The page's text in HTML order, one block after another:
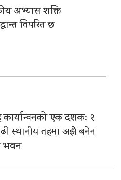
अभ्यास शक्ति
विपरित छ
कार्यान्वनको एक दशकः २
स्थानीय तहमा अझै बनेन
भवन